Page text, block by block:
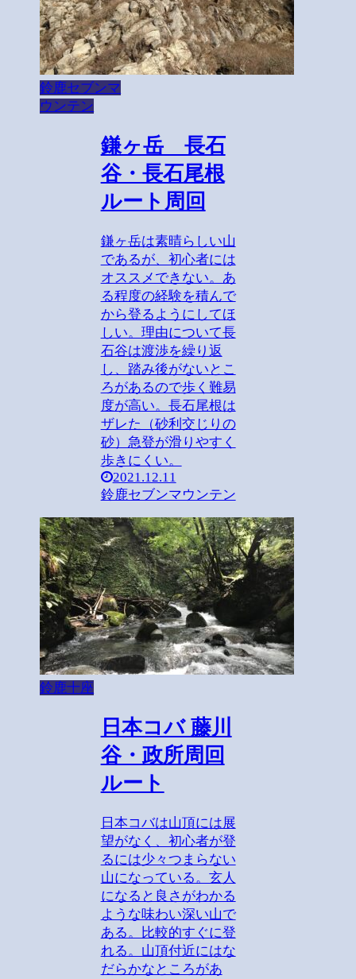
鈴鹿セブンマ
ウンテン
鎌ヶ岳 長石
谷・長石尾根
ルート周回
鎌ヶ岳は素晴らしい山
であるが、初心者には
オススメできない。あ
る程度の経験を積んで
から登るようにしてほ
しい。理由について長
石谷は渡渉を繰り返
し、踏み後がないとこ
ろがあるので歩く難易
度が高い。長石尾根は
ザレた（砂利交じりの
砂）急登が滑りやすく
歩きにくい。
2021.12.11
鈴鹿セブンマウンテン
鈴鹿十座
日本コバ 藤川
谷・政所周回
ルート
日本コバは山頂には展
望がなく、初心者が登
るには少々つまらない
山になっている。玄人
になると良さがわかる
ような味わい深い山で
ある。比較的すぐに登
れる。山頂付近にはな
だらかなところがあ